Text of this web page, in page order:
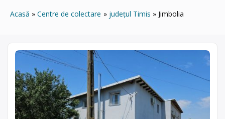
Acasă Centre de colectare județul Timis Jimbolia